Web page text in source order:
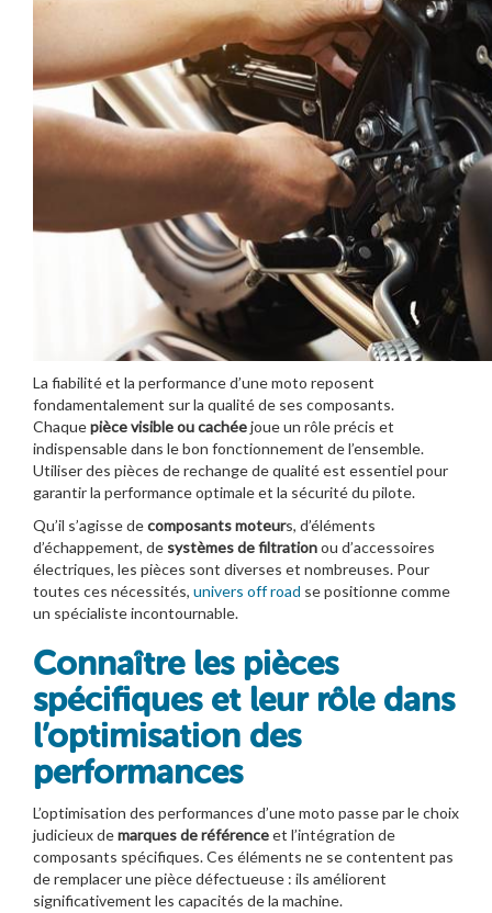
La fiabilité et la performance d’une moto reposent
fondamentalement sur la qualité de ses composants.
Chaquepièce visible ou cachéejoue un rôle précis et
indispensable dans le bon fonctionnement de l’ensemble.
Utiliser des pièces de rechange de qualité est essentiel pour
garantir la performance optimale et la sécurité du pilote.
Qu’il s’agisse decomposants moteurs, d’éléments
d’échappement, de systèmes de filtrationou d’accessoires
électriques, les pièces sont diverses et nombreuses. Pour
toutes ces nécessités, univers off road se positionne comme
un spécialiste incontournable.
Connaître les pièces
spécifiques et leur rôle dans
l’optimisation des
performances
L’optimisation des performances d’une moto passe par le choix
judicieux demarques de référenceet l’intégration de
composants spécifiques. Ces éléments ne se contentent pas
de remplacer une pièce défectueuse : ils améliorent
significativement les capacités de la machine.